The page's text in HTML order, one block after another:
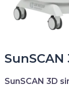
SunSCAN
SunSCAN 3D